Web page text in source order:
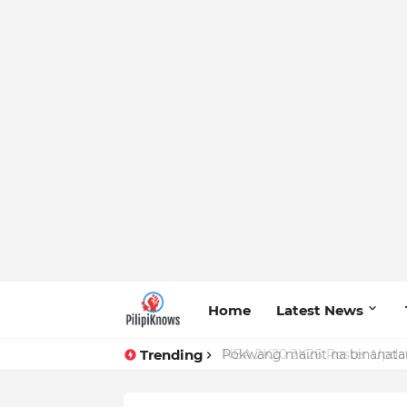
Home Latest News
Trending NBA 2K20 2K26 Roster
Pokwang mainit na